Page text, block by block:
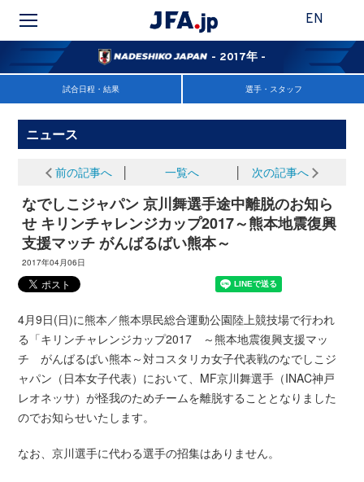
EN
- 2017年 -
試合日程・結果 選手・スタッフ
ニュース
前の記事へ 一覧へ 次の記事へ
なでしこジャパン 京川舞選手途中離脱のお知ら
せ キリンチャレンジカップ2017～熊本地震復興
支援マッチ がんばるばい熊本～
2017年04月06日
4月9日(日)に熊本／熊本県民総合運動公園陸上競技場で行われ
る「キリンチャレンジカップ2017 ～熊本地震復興支援マッ
チ がんばるばい熊本～対コスタリカ女子代表戦のなでしこジ
ャパン（日本女子代表）において、MF京川舞選手（INAC神戸
レオネッサ）が怪我のためチームを離脱することとなりました
のでお知らせいたします。
なお、京川選手に代わる選手の招集はありません。